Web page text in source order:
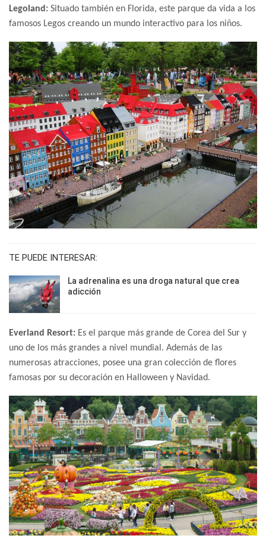
Legoland: Situado también en Florida, este parque da vida a los
famosos Legos creando un mundo interactivo para los niños.
TE PUEDE INTERESAR:
La adrenalina es una droga natural que crea
adicción
Everland Resort: Es el parque más grande de Corea del Sur y
uno de los más grandes a nivel mundial. Además de las
numerosas atracciones, posee una gran colección de flores
famosas por su decoración en Halloween y Navidad.